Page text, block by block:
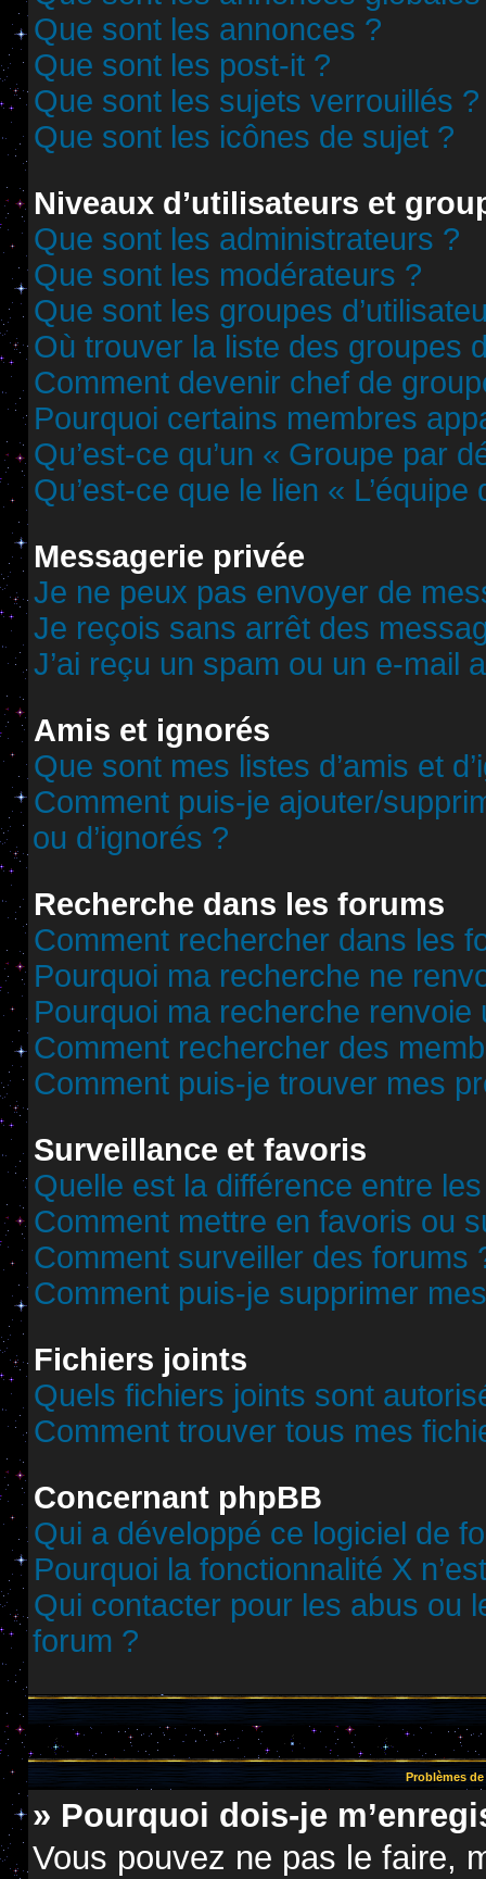
Que sont les annonces ?
Que sont les post-it ?
Que sont les sujets verrouillés ?
Que sont les icônes de sujet ?
Niveaux d’utilisateurs et
Que sont les administrateurs ?
Que sont les modérateurs ?
Que sont les groupes
Où trouver la liste des groupes
Comment devenir chef de
Pourquoi certains membres
Qu’est-ce qu’un « Groupe par
Qu’est-ce que le lien «
Messagerie privée
Je ne peux pas envoyer de
Je reçois sans arrêt des
J’ai reçu un spam ou un e-mail
Amis et ignorés
Que sont mes listes d’amis et
Comment puis-je ajouter/
ou d’ignorés ?
Recherche dans les forums
Comment rechercher dans les
Pourquoi ma recherche ne
Pourquoi ma recherche renvoie
Comment rechercher des
Comment puis-je trouver mes
Surveillance et favoris
Quelle est la différence entre
Comment mettre en favoris ou
Comment surveiller des forums
Comment puis-je supprimer
Fichiers joints
Quels fichiers joints sont
Comment trouver tous mes
Concernant phpBB
Qui a développé ce logiciel de
Pourquoi la fonctionnalité X
Qui contacter pour les abus ou
forum ?
Problèmes
» Pourquoi dois-je
Vous pouvez ne pas le faire,